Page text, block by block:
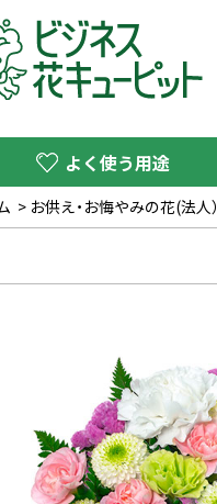
よく使う用途
> お供え・お悔やみの花(法人）